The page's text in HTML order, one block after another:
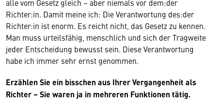
alle vom Gesetz gleich – aber niemals vor dem:der
Richter:in. Damit meine ich: Die Verantwortung des:der
Richter:in ist enorm. Es reicht nicht, das Gesetz zu kennen.
Man muss urteilsfähig, menschlich und sich der Tragweite
jeder Entscheidung bewusst sein. Diese Verantwortung
habe ich immer sehr ernst genommen.
Erzählen Sie ein bisschen aus Ihrer Vergangenheit als
Richter – Sie waren ja in mehreren Funktionen tätig.